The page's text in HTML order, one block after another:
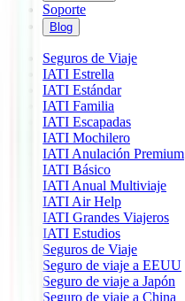
Soporte
Blog
Seguros de Viaje
IATI Estrella
IATI Estándar
IATI Familia
IATI Escapadas
IATI Mochilero
IATI Anulación Premium
IATI Básico
IATI Anual Multiviaje
IATI Air Help
IATI Grandes Viajeros
IATI Estudios
Seguros de Viaje
Seguro de viaje a EEUU
Seguro de viaje a Japón
Seguro de viaje a China